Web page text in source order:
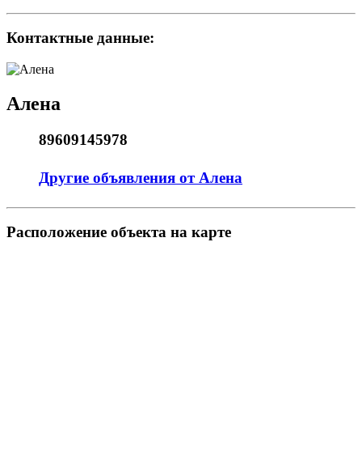
Контактные данные:
Алена
89609145978
Другие объявления от Алена
Pасположение объекта на карте